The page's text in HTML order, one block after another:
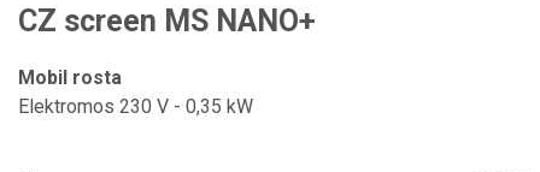
CZ screen MS NANO+
Mobil rosta
Elektromos 230 V - 0,35 kW